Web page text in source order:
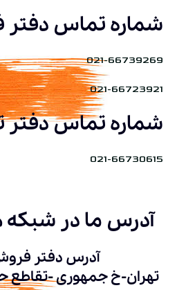
شماره تماس
021-66739269
021-66723921
شماره تماس دفتر
021-66730615
آدرس ما در شبکه
آدرس دفتر
تهران-خ جمهوری -تقاطع